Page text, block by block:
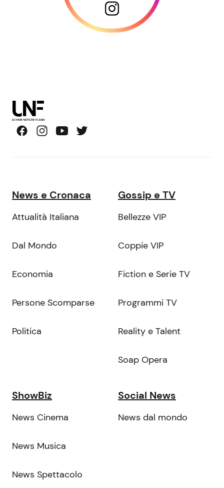
News e Cronaca
Attualità Italiana
Dal Mondo
Economia
Persone Scomparse
Politica
Gossip e TV
Bellezze VIP
Coppie VIP
Fiction e Serie TV
Programmi TV
Reality e Talent
Soap Opera
ShowBiz
News Cinema
News Musica
News Spettacolo
Social News
News dal mondo